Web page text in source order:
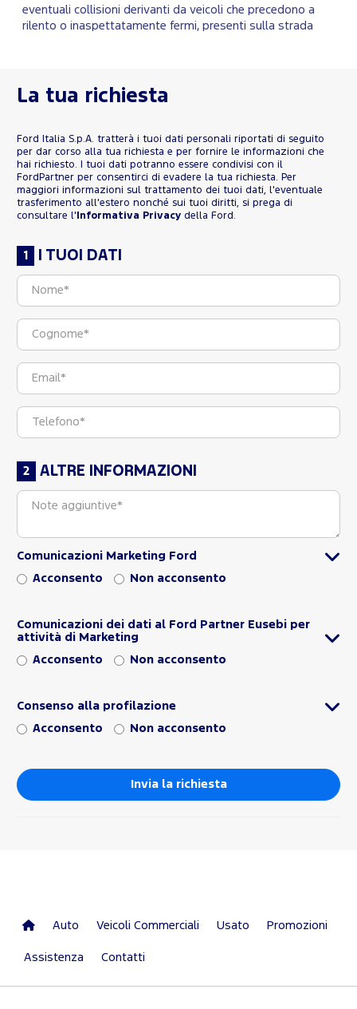
eventuali collisioni derivanti da veicoli che precedono a
rilento o inaspettatamente fermi, presenti sulla strada
La tua richiesta
Ford Italia S.p.A. tratterà i tuoi dati personali riportati di seguito
per dar corso alla tua richiesta e per fornire le informazioni che
hai richiesto. I tuoi dati potranno essere condivisi con il
FordPartner per consentirci di evadere la tua richiesta. Per
maggiori informazioni sul trattamento dei tuoi dati, l'eventuale
trasferimento all'estero nonché sui tuoi diritti, si prega di
consultare l' Informativa Privacy della Ford.
I TUOI DATI
ALTRE INFORMAZIONI
Comunicazioni Marketing Ford
Acconsento Non acconsento
Comunicazioni dei dati al Ford Partner Eusebi per
attività di Marketing
Acconsento Non acconsento
Consenso alla profilazione
Acconsento Non acconsento
Auto Veicoli Commerciali Usato Promozioni
Assistenza Contatti